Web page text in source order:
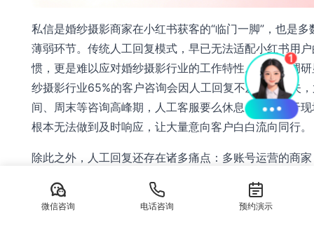
私信是婚纱摄影商家在小红书获客的“临门一脚”，也是多
薄弱环节。传统人工回复模式，早已无法适配小红书用
惯，更是难以应对婚纱摄影行业的工作特性。据行业调
纱摄影行业65%的客户咨询会因人工回复不及时而流失
间、周末等咨询高峰期，人工客服要么休息、要么忙于
根本无法做到及时响应，让大量意向客户白白流向同行。
除此之外，人工回复还存在诸多痛点：多账号运营的商
对评论区“多少钱”“有优惠吗”等意向提问，人工根本顾不
微信咨询 电话咨询 预约演示